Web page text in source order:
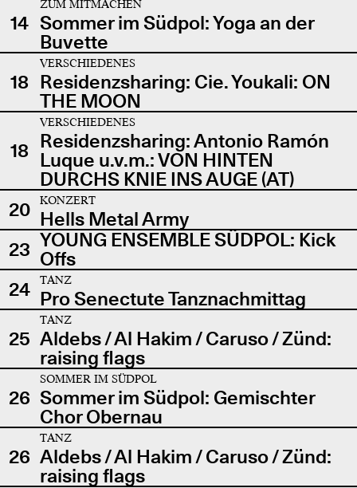
14
ZUM MITMACHEN
Sommer im Südpol: Yoga an der
Buvette
18
VERSCHIEDENES
Residenzsharing: Cie. Youkali: ON
THE MOON
18
VERSCHIEDENES
Residenzsharing: Antonio Ramón
Luque u.v.m.: VON HINTEN
DURCHS KNIE INS AUGE (AT)
20
KONZERT
Hells Metal Army
23 YOUNG ENSEMBLE SÜDPOL: Kick
Offs
24
TANZ
Pro Senectute Tanznachmittag
25
TANZ
Aldebs / Al Hakim / Caruso / Zünd:
raising flags
26
SOMMER IM SÜDPOL
Sommer im Südpol: Gemischter
Chor Obernau
26
TANZ
Aldebs / Al Hakim / Caruso / Zünd:
raising flags